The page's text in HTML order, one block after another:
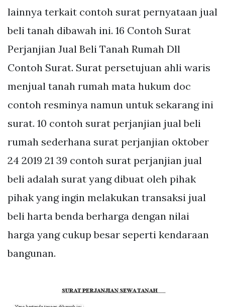
lainnya terkait contoh surat pernyataan jual
beli tanah dibawah ini. 16 Contoh Surat
Perjanjian Jual Beli Tanah Rumah Dll
Contoh Surat. Surat persetujuan ahli waris
menjual tanah rumah mata hukum doc
contoh resminya namun untuk sekarang ini
surat. 10 contoh surat perjanjian jual beli
rumah sederhana surat perjanjian oktober
24 2019 21 39 contoh surat perjanjian jual
beli adalah surat yang dibuat oleh pihak
pihak yang ingin melakukan transaksi jual
beli harta benda berharga dengan nilai
harga yang cukup besar seperti kendaraan
bangunan.